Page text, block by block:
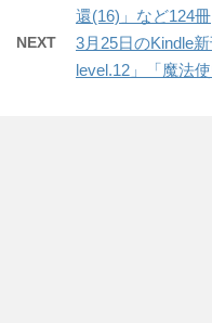
還(16)」など124冊
NEXT
3月25日のKindle
level.12」「魔法